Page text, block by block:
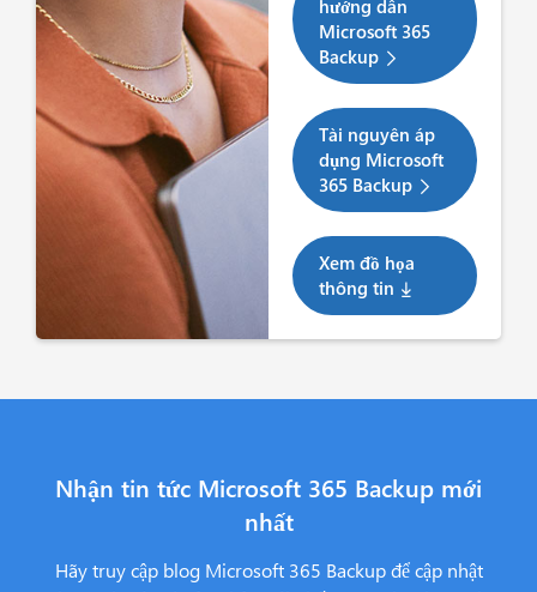
hướng dẫn
Microsoft 365
Backup
Tài nguyên áp
dụng Microsoft
365 Backup
Xem đồ họa
thông tin
Nhận tin tức Microsoft 365 Backup mới
nhất
Hãy truy cập blog Microsoft 365 Backup để cập nhật